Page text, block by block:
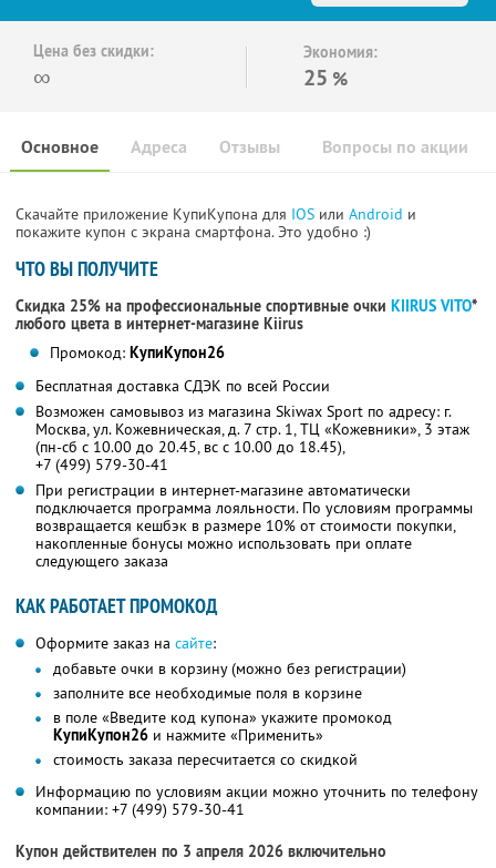
Цена без скидки:
∞
Экономия:
25 %
Основное Отзывы Вопросы по акции
Адреса
Скачайте приложение КупиКупона для IOS или Android и
покажите купон с экрана смартфона. Это удобно :)
ЧТО ВЫ ПОЛУЧИТЕ
Скидка 25% на профессиональные спортивные очки KIIRUS VITO*
любого цвета в интернет-магазине Kiirus
Промокод: КупиКупон26
Бесплатная доставка СДЭК по всей России
Возможен самовывоз из магазина Skiwax Sport по адресу: г.
Москва, ул. Кожевническая, д. 7 стр. 1, ТЦ «Кожевники», 3 этаж
(пн-сб с 10.00 до 20.45, вс с 10.00 до 18.45),
+7 (499) 579-30-41
При регистрации в интернет-магазине автоматически
подключается программа лояльности. По условиям программы
возвращается кешбэк в размере 10% от стоимости покупки,
накопленные бонусы можно использовать при оплате
следующего заказа
КАК РАБОТАЕТ ПРОМОКОД
Оформите заказ на сайте:
добавьте очки в корзину (можно без регистрации)
заполните все необходимые поля в корзине
в поле «Введите код купона» укажите промокод
КупиКупон26 и нажмите «Применить»
стоимость заказа пересчитается со скидкой
Информацию по условиям акции можно уточнить по телефону
компании: +7 (499) 579-30-41
Купон действителен по 3 апреля 2026 включительно